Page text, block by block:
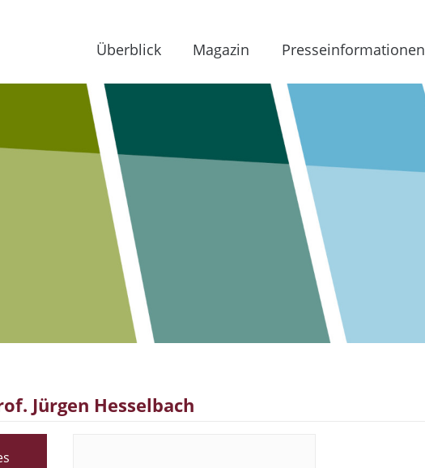
Überblick Magazin Presseinformationen
Jürgen Hesselbach